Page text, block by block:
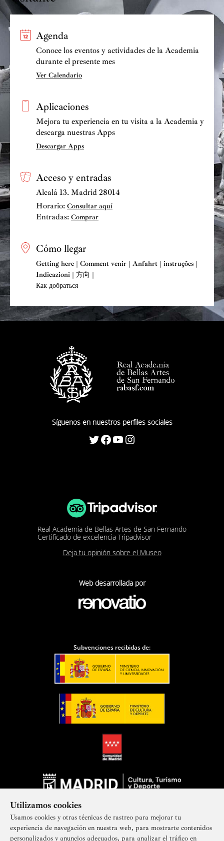
Utilizamos cookies
Usamos cookies y otras técnicas de rastreo para mejorar tu
experiencia de navegación en nuestra web, para mostrarte contenidos
personalizados y anuncios adecuados, para analizar el tráfico en
Agenda
Conoce los eventos y actividades de la Academia
durante el presente mes
Ver Calendario
Aplicaciones
Mejora tu experiencia en tu visita a la Academia y
descarga nuestras Apps
Descargar Apps
Acceso y entradas
Alcalá 13. Madrid 28014
Horario: Consultar aquí
Entradas: Comprar
Cómo llegar
Getting here | Comment venir | Anfahrt | instruções |
Indicazioni | 方向 |
Как добраться
Síguenos en nuestros perfiles sociales
Twitter Facebook YouTube Instagram
Real Academia de Bellas Artes de San Fernando
Certificado de excelencia Tripadvisor
Deja tu opinión sobre el Museo
Web desarrollada por
Subvenciones recibidas de: